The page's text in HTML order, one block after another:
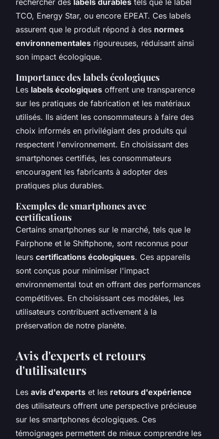
TCO, Energy Star, ou encore EPEAT. Ces labels
assurent que le produit répond à des normes
environnementales rigoureuses, réduisant ainsi
son impact écologique.
Importance des labels écologiques
Les labels écologiques offrent une transparence
sur les pratiques de fabrication et les matériaux
utilisés. Ils aident les consommateurs à faire des
choix informés en privilégiant des produits qui
respectent l'environnement. En choisissant des
smartphones certifiés, les consommateurs
encouragent les fabricants à adopter des
pratiques plus durables.
Exemples de smartphones avec
certifications
Certains smartphones sur le marché, tels que le
Fairphone et le Shiftphone, sont reconnus pour
leurs certifications écologiques. Ces appareils
sont conçus pour minimiser l'impact
environnemental tout en offrant des performances
compétitives. En choisissant ces modèles, les
utilisateurs contribuent activement à la
préservation de notre planète.
Avis d'experts et retours
d'utilisateurs
Les avis d'experts et les retours d'expérience
des utilisateurs offrent une perspective précieuse
sur les smartphones écologiques. Ces
témoignages permettent de mieux comprendre les